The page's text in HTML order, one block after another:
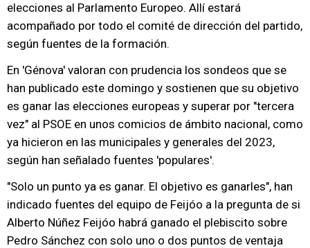
elecciones al Parlamento Europeo. Allí estará
acompañado por todo el comité de dirección del partido,
según fuentes de la formación.
En 'Génova' valoran con prudencia los sondeos que se
han publicado este domingo y sostienen que su objetivo
es ganar las elecciones europeas y superar por "tercera
vez" al PSOE en unos comicios de ámbito nacional, como
ya hicieron en las municipales y generales del 2023,
según han señalado fuentes 'populares'.
"Solo un punto ya es ganar. El objetivo es ganarles", han
indicado fuentes del equipo de Feijóo a la pregunta de si
Alberto Núñez Feijóo habrá ganado el plebiscito sobre
Pedro Sánchez con solo uno o dos puntos de ventaja